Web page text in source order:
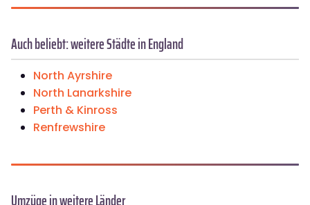
Auch beliebt: weitere Städte in England
North Ayrshire
North Lanarkshire
Perth & Kinross
Renfrewshire